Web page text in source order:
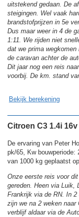
uitstekend gedaan. De
steigingen. Wel vaak
brandstofprijzen in 5e
Dus maar weer in 4 de
1:11. We rijden niet
dat we prima
de caravan achter de
Dit jaar nog een reis
voorbij. De km. stand
Bekijk berekening
Citroen C3 1.4i
De ervaring van Peter
pk/65, Kw bouwperiode:
van 1000 kg geplaatst
Onze eerste reis voor
gereden. Heen via Luik,
Frankrijk via de RN. In
zijn we na 2 weken naar
verblijf aldaar via de